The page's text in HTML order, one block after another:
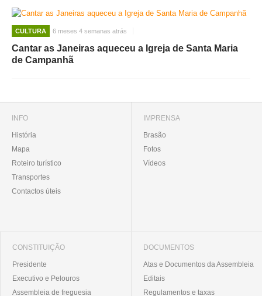
CULTURA 6 meses 4 semanas atrás
Cantar as Janeiras aqueceu a Igreja de Santa Maria
de Campanhã
INFO
História
Mapa
Roteiro turístico
Transportes
Contactos úteis
IMPRENSA
Brasão
Fotos
Vídeos
CONSTITUIÇÃO
Presidente
Executivo e Pelouros
Assembleia de freguesia
DOCUMENTOS
Atas e Documentos da Assembleia
Editais
Regulamentos e taxas